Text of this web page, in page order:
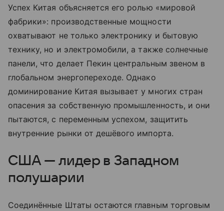
Успех Китая объясняется его ролью «мировой
фабрики»: производственные мощности
охватывают не только электронику и бытовую
технику, но и электромобили, а также солнечные
панели, что делает Пекин центральным звеном в
глобальном энергопереходе. Однако
доминирование Китая вызывает у многих стран
опасения за собственную промышленность, и они
пытаются, с переменным успехом, защитить
внутренние рынки от дешёвого импорта.
США — лидер в Западном
полушарии
Соединённые Штаты остаются главным торговым